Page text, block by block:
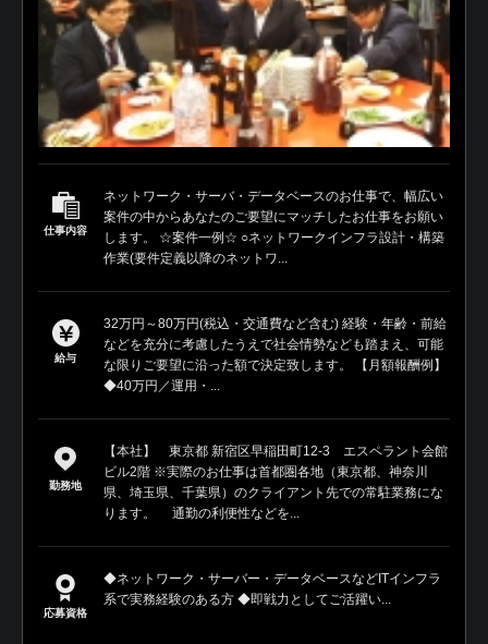
仕事内容
ネットワーク・サーバ・データベースのお仕事で、幅広い
案件の中からあなたのご要望にマッチしたお仕事をお願い
します。 ☆案件一例☆ ○ネットワークインフラ設計・構築
作業(要件定義以降のネットワ...
給与
32万円～80万円(税込・交通費など含む) 経験・年齢・前給
などを充分に考慮したうえで社会情勢なども踏まえ、可能
な限りご要望に沿った額で決定致します。 【月額報酬例】
◆40万円／運用・...
勤務地
【本社】 東京都 新宿区早稲田町12-3 エスペラント会館
ビル2階 ※実際のお仕事は首都圏各地（東京都、神奈川
県、埼玉県、千葉県）のクライアント先での常駐業務にな
ります。 通勤の利便性などを...
応募資格
◆ネットワーク・サーバー・データベースなどITインフラ
系で実務経験のある方 ◆即戦力としてご活躍い...